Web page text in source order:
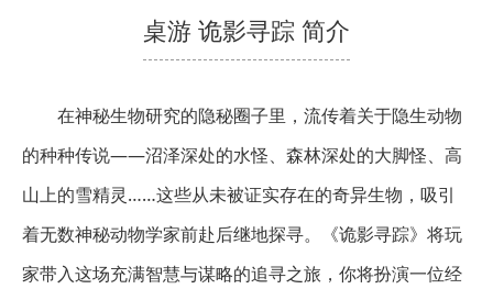
桌游 诡影寻踪 简介
在神秘生物研究的隐秘圈子里，流传着关于隐生动物
的种种传说——沼泽深处的水怪、森林深处的大脚怪、高
山上的雪精灵……这些从未被证实存在的奇异生物，吸引
着无数神秘动物学家前赴后继地探寻。《诡影寻踪》将玩
家带入这场充满智慧与谋略的追寻之旅，你将扮演一位经